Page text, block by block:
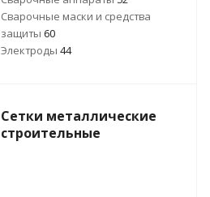
Сварочные маски и средства
защиты 60
Электроды 44
Сетки металлические
строительные